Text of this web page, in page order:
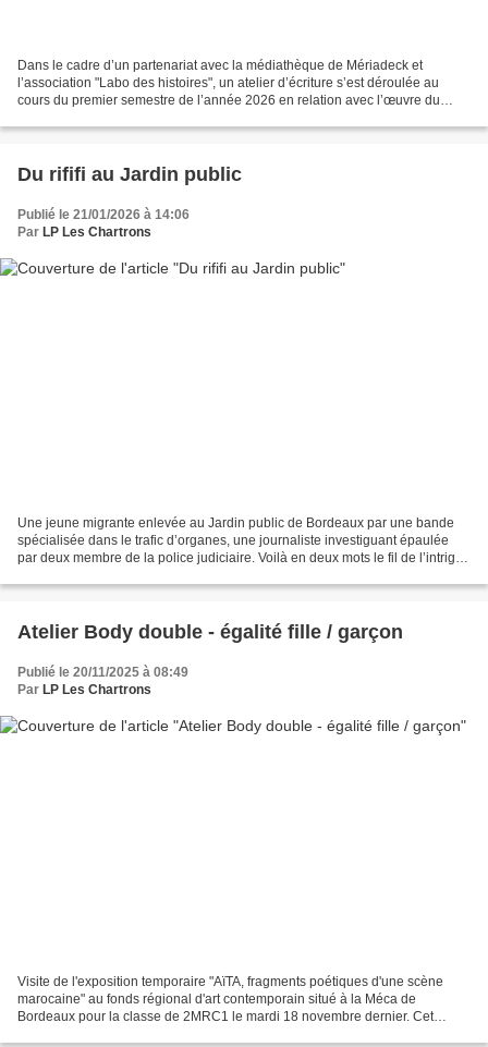
Dans le cadre d’un partenariat avec la médiathèque de Mériadeck et
l’association "Labo des histoires", un atelier d’écriture s’est déroulée au
cours du premier semestre de l’année 2026 en relation avec l’œuvre du
Du rififi au Jardin public
Publié le 21/01/2026 à 14:06
Par LP Les Chartrons
Une jeune migrante enlevée au Jardin public de Bordeaux par une bande
spécialisée dans le trafic d’organes, une journaliste investiguant épaulée
par deux membre de la police judiciaire. Voilà en deux mots le fil de l’intrigue
Atelier Body double - égalité fille / garçon
Publié le 20/11/2025 à 08:49
Par LP Les Chartrons
Visite de l'exposition temporaire "AïTA, fragments poétiques d'une scène
marocaine" au fonds régional d'art contemporain situé à la Méca de
Bordeaux pour la classe de 2MRC1 le mardi 18 novembre dernier. Cet